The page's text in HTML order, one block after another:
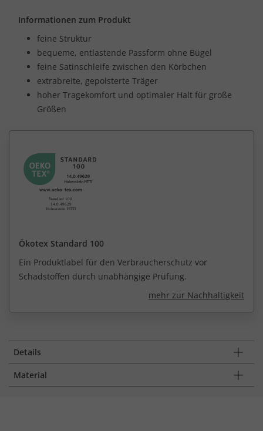
Informationen zum Produkt
feine Struktur
bequeme, entlastende Passform ohne Bügel
feine Satinschleife zwischen den Körbchen
extrabreite, gepolsterte Träger
hoher Tragekomfort und optimaler Halt für große
Größen
Ökotex Standard 100
Ein Produktlabel für den Verbraucherschutz vor
Schadstoffen durch unabhängige Prüfung.
mehr zur Nachhaltigkeit
Details
Material